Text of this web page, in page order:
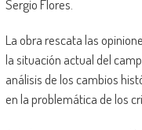
Sergio Flores.
La obra rescata las
la situación actual del
análisis de los cambios
en la problemática de los